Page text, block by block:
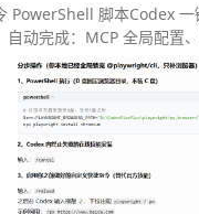
PowerShell 脚本Codex
动完成：MCP 全局配置